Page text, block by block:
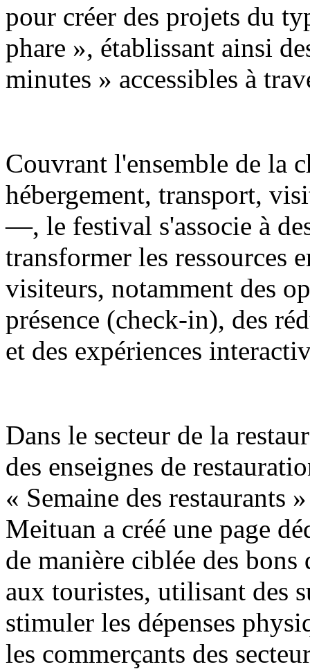
pour créer des projets du
phare », établissant ainsi
minutes » accessibles à
Couvrant l'ensemble de la
hébergement, transport,
—, le festival s'associe à
transformer les ressources
visiteurs, notamment des
présence (check-in), des
et des expériences
Dans le secteur de la
des enseignes de
« Semaine des restaurants
Meituan a créé une page
de manière ciblée des
aux touristes, utilisant des
stimuler les dépenses
les commerçants des